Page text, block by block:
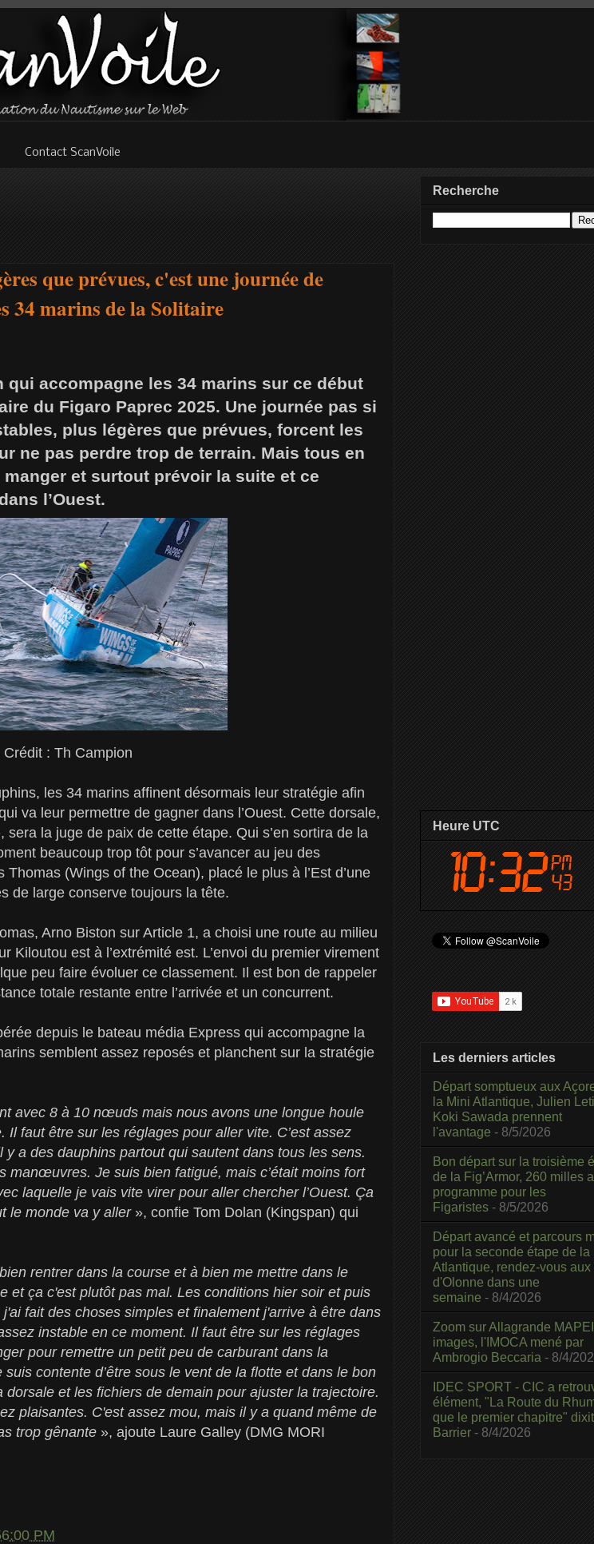
Contact ScanVoile
que prévues, c'est une journée de
34 marins de la Solitaire
qui accompagne les 34 marins sur ce début
du Figaro Paprec 2025. Une journée pas si
plus légères que prévues, forcent les
ne pas perdre trop de terrain. Mais tous en
et surtout prévoir la suite et ce
l’Ouest.
Crédit : Th Campion
les 34 marins affinent désormais leur stratégie afin
va leur permettre de gagner dans l’Ouest. Cette dorsale,
la juge de paix de cette étape. Qui s’en sortira de la
beaucoup trop tôt pour s’avancer au jeu des
(Wings of the Ocean), placé le plus à l’Est d’une
de large conserve toujours la tête.
Arno Biston sur Article 1, a choisi une route au milieu
Kiloutou est à l’extrémité est. L’envoi du premier virement
peu faire évoluer ce classement. Il est bon de rappeler
totale restante entre l’arrivée et un concurrent.
depuis le bateau média Express qui accompagne la
semblent assez reposés et planchent sur la stratégie
avec 8 à 10 nœuds mais nous avons une longue houle
faut être sur les réglages pour aller vite. C’est assez
y a des dauphins partout qui sautent dans tous les sens.
manœuvres. Je suis bien fatigué, mais c’était moins fort
laquelle je vais vite virer pour aller chercher l’Ouest. Ça
le monde va y aller », confie Tom Dolan (Kingspan) qui
rentrer dans la course et à bien me mettre dans le
et ça c'est plutôt pas mal. Les conditions hier soir et puis
fait des choses simples et finalement j'arrive à être dans
instable en ce moment. Il faut être sur les réglages
pour remettre un petit peu de carburant dans la
contente d’être sous le vent de la flotte et dans le bon
et les fichiers de demain pour ajuster la trajectoire.
plaisantes. C'est assez mou, mais il y a quand même de
trop gênante », ajoute Laure Galley (DMG MORI
PM
Recherche
Heure UTC
Les derniers articles
Départ somptueux aux
la Mini Atlantique, Julien
Koki Sawada prennent
l'avantage - 8/5/2026
Bon départ sur la troisième
de la Fig’Armor, 260 milles
programme pour les
Figaristes - 8/5/2026
Départ avancé et parcours
pour la seconde étape de la
Atlantique, rendez-vous
d'Olonne dans une
semaine - 8/4/2026
Zoom sur Allagrande
images, l'IMOCA mené par
Ambrogio Beccaria - 8/4/
IDEC SPORT - CIC a
élément, "La Route du
que le premier chapitre"
Barrier - 8/4/2026